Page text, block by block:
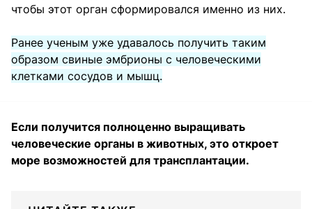
чтобы этот орган сформировался именно из них.
Ранее ученым уже удавалось получить таким
образом свиные эмбрионы с человеческими
клетками сосудов и мышц.
Если получится полноценно выращивать
человеческие органы в животных, это откроет
море возможностей для трансплантации.